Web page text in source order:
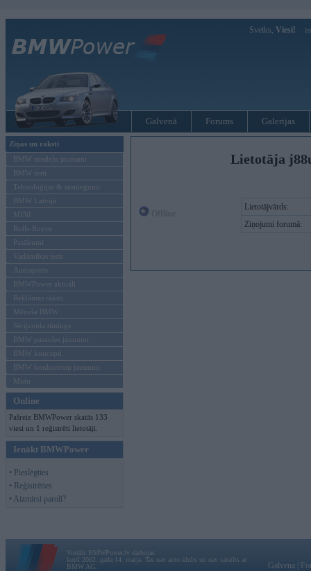
Sveiks, Viesi!
Galvenā Forums Galerijas
Ziņas un raksti
BMW modeļu jaunumi
BMW testi
Tehnoloģijas & sasniegumi
BMW Latvijā
MINI
Rolls-Royce
Pasākumi
Vadāmības tests
Autosports
BMWPower aktuāli
Reklāmas raksti
Mēneša BMW
Sērijveida tūnings
BMW pasaules jaunumi
BMW koncepti
BMW konkurentu jaunumi
Moto
Online
Pašreiz BMWPower skatās 133
viesi un 1 reģistrēti lietotāji.
Ienākt BMWPower
• Pieslēgties
• Reģistrēties
• Aizmirsi paroli?
Lietotāja
Lietotājvārds:
Ziņojumi forumā:
Vortāls BMWPower.lv darbojas
kopš 2002. gada 14. maija. Tas nav auto klubs un nav saistīts ar
BMW AG.
Galvena